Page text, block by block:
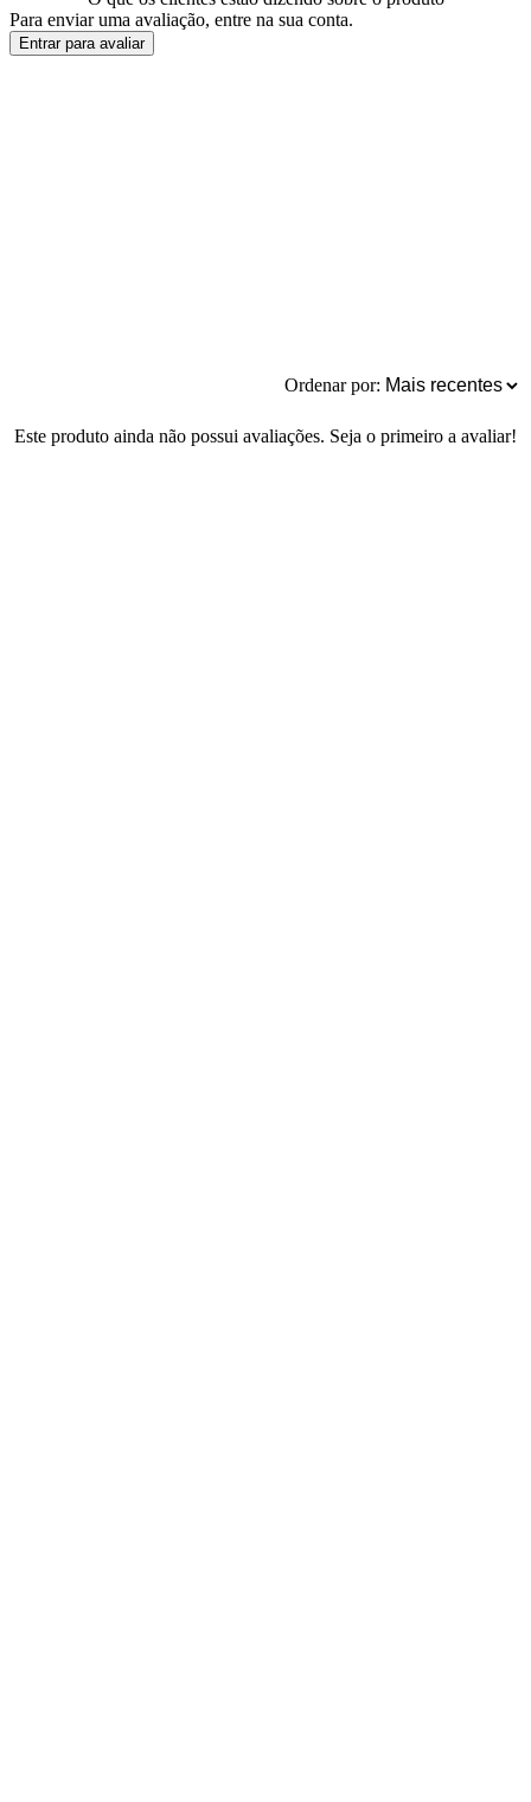
Para enviar uma avaliação, entre na sua conta.
Entrar para avaliar
Ordenar por:
Este produto ainda não possui avaliações. Seja o primeiro a avaliar!